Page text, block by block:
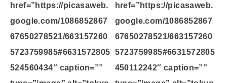
href=”https://picasaweb.
google.com/1086852867
67650278521/663157260
5723759985#6631572805
524560434″ caption=””
href=”https://picasaweb.
google.com/1086852867
67650278521/663157260
5723759985#6631572805
450112242″ caption=””